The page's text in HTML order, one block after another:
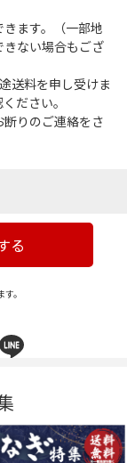
ます。（一部地
ない場合もござ
送料を申し受けま
ださい。
りのご連絡をさ
る
。